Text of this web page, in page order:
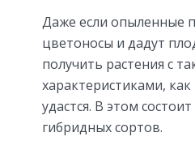
Даже если опыленные
цветоносы и дадут
получить растения с
характеристиками,
удастся. В этом
гибридных сортов.